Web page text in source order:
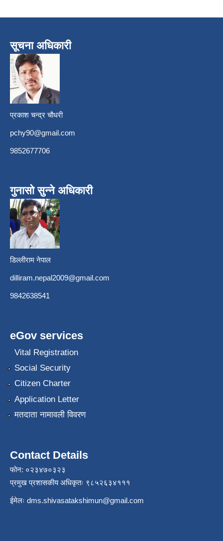
सूचना अधिकारी
प्रकाश चन्द्र चौधरी
pchy90@gmail.com
9852677706
गुनासो सुन्ने अधिकारी
डिल्लीराम नेपाल
dilliram.nepal2009@gmail.com
9842638541
eGov services
Vital Registration
Social Security
Citizen Charter
Application Letter
मतदाता नामावली विवरण
Contact Details
फोन: ०२३४७०३२३
प्रमुख प्रशासकीय अधिकृतः ९८५२६३४१११
ईमेलः dms.shivasatakshimun@gmail.com